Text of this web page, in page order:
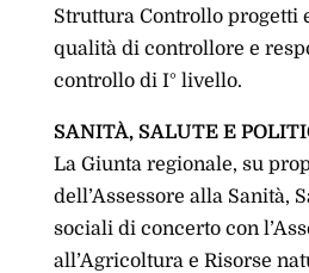
Struttura Controllo progetti
qualità di controllore e
controllo di I° livello.
SANITÀ, SALUTE E
La Giunta regionale, su
dell’Assessore alla Sanità,
sociali di concerto con
all’Agricoltura e Risorse